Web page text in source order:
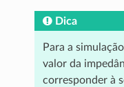
Dica
Para a
valor da
corresponder à